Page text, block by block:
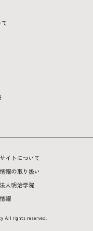
イトについて
報の取り扱い
人明治学院
報
All rights reserved.